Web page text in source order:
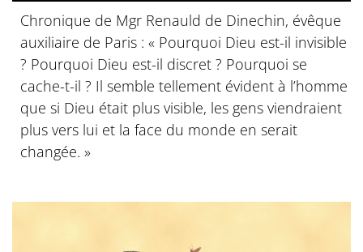
Chronique de Mgr Renauld de Dinechin, évêque
auxiliaire de Paris : « Pourquoi Dieu est-il invisible
? Pourquoi Dieu est-il discret ? Pourquoi se
cache-t-il ? Il semble tellement évident à l’homme
que si Dieu était plus visible, les gens viendraient
plus vers lui et la face du monde en serait
changée. »